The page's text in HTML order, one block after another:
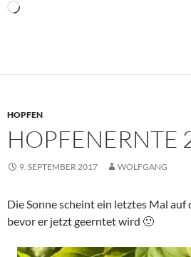
Wird
HOPFEN
HOPFENERNTE
9. SEPTEMBER 2017 WOLFGANG
Die Sonne scheint ein letztes Mal auf
bevor er jetzt geerntet wird 🙂